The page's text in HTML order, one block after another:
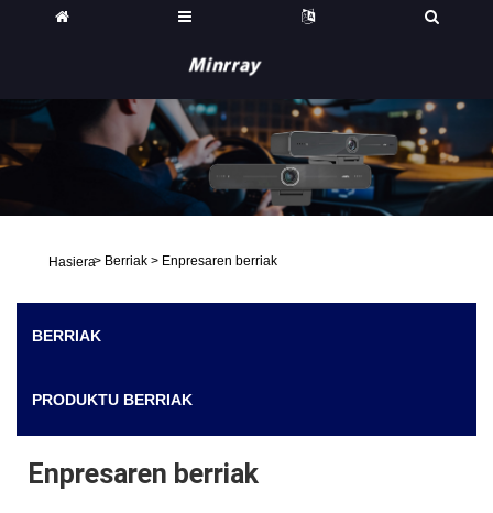
Hasiera> Berriak > Enpresaren berriak
BERRIAK
PRODUKTU BERRIAK
Enpresaren berriak